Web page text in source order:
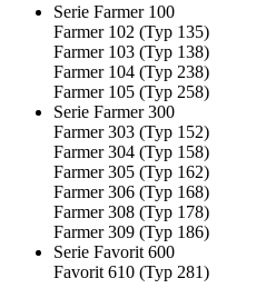
Serie Farmer 100
Farmer 102 (Typ 135)
Farmer 103 (Typ 138)
Farmer 104 (Typ 238)
Farmer 105 (Typ 258)
Serie Farmer 300
Farmer 303 (Typ 152)
Farmer 304 (Typ 158)
Farmer 305 (Typ 162)
Farmer 306 (Typ 168)
Farmer 308 (Typ 178)
Farmer 309 (Typ 186)
Serie Favorit 600
Favorit 610 (Typ 281)